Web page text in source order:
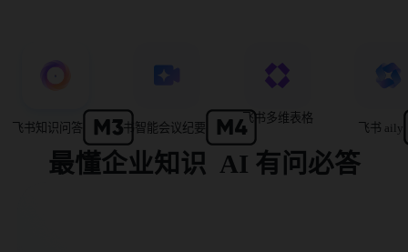
飞书知识问答 飞书智能会议纪要
飞书多维表格
飞书 aily
最懂企业知识  AI 有问必答